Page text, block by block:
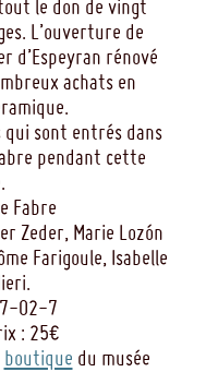
le don de vingt
L’ouverture de
d’Espeyran rénové
achats en
qui sont entrés dans
pendant cette
Fabre
Zeder, Marie Lozón
Farigoule, Isabelle
02-7
: 25€
boutique du musée